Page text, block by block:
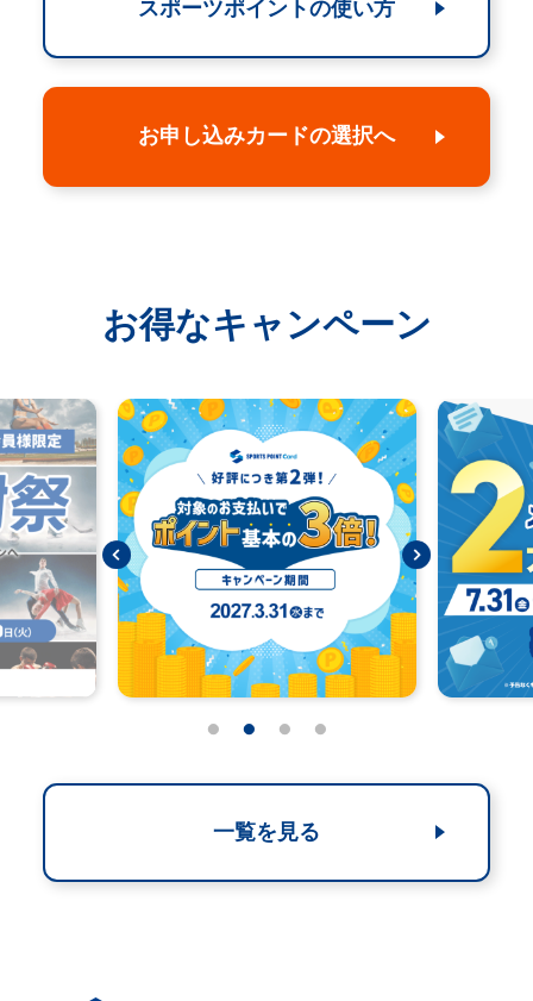
スポーツポイントの使い方
お申し込みカードの選択へ
お得なキャンペーン
一覧を見る